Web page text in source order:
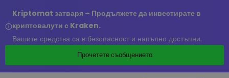
Kriptomat затваря – Продължете да инвестирате в
криптовалути с Kraken.
Вашите средства са в безопасност и напълно достъпни.
Прочетете съобщението